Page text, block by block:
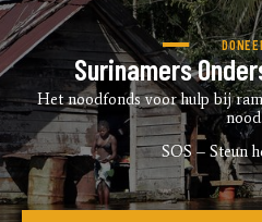
Surinamers
Het noodfonds voor hulp bij
SOS – Steun